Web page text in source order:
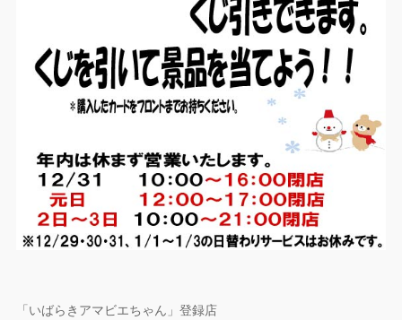
「いばらきアマビエちゃん」登録店